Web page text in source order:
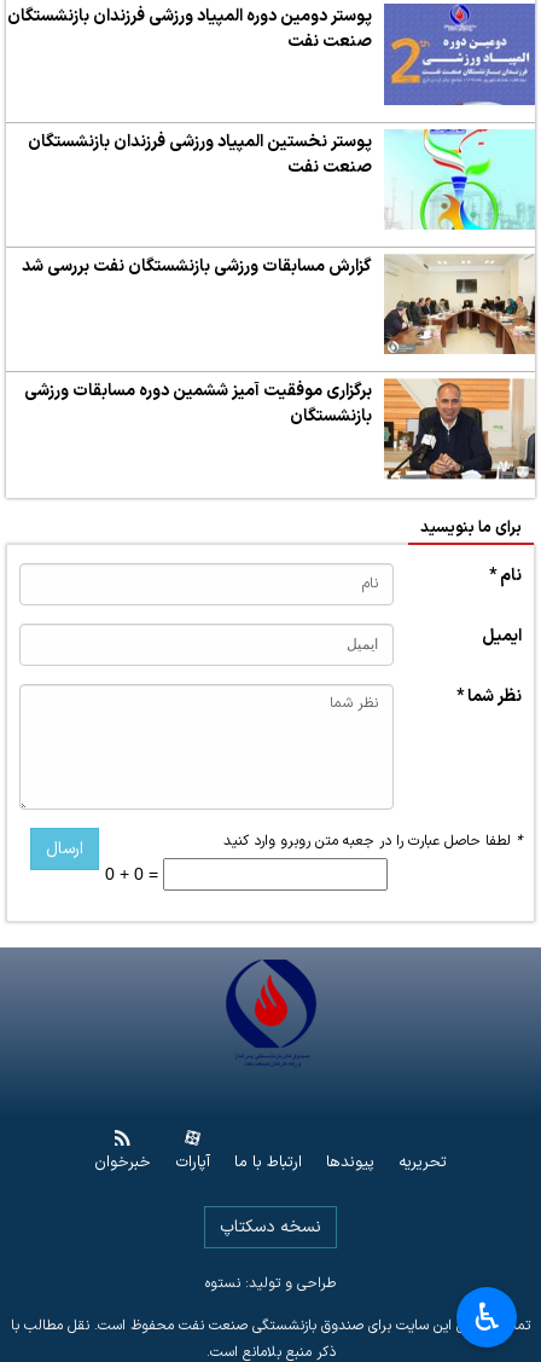
پوستر دومین دوره المپیاد ورزشی فرزندان بازنشستگان
صنعت نفت
پوستر نخستین المپیاد ورزشی فرزندان بازنشستگان
صنعت نفت
گزارش مسابقات ورزشی بازنشستگان نفت بررسی شد
برگزاری موفقیت آمیز ششمین دوره مسابقات ورزشی
بازنشستگان
برای ما بنویسید
نام *
ایمیل
نظر شما *
* لطفا حاصل عبارت را در جعبه متن روبرو وارد کنید
0 + 0 =
تحریریه پیوندها ارتباط با ما آپارات خبرخوان
نسخه دسکتاپ
طراحی و تولید: نستوه
تمامی حقوق این سایت برای صندوق بازنشستگی صنعت نفت محفوظ است. نقل مطالب با
ذکر منبع بلامانع است.
♿︎